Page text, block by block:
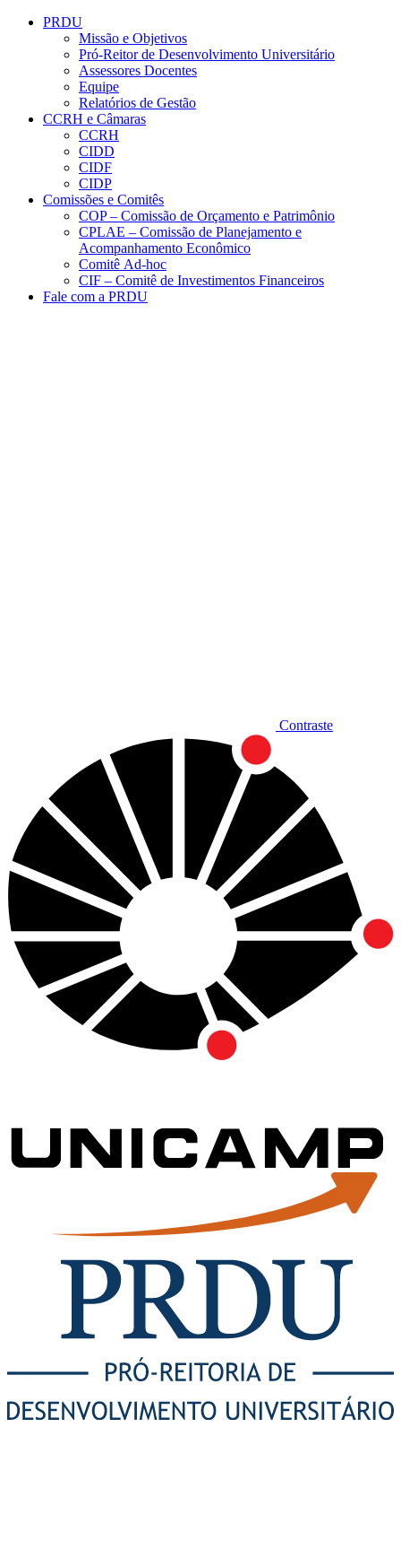
Conteúdo principal
PRDU
Missão e Objetivos
Pró-Reitor de Desenvolvimento Universitário
Assessores Docentes
Equipe
Relatórios de Gestão
CCRH e Câmaras
CCRH
CIDD
CIDF
CIDP
Comissões e Comitês
COP – Comissão de Orçamento e Patrimônio
CPLAE – Comissão de Planejamento e
Acompanhamento Econômico
Comitê Ad-hoc
CIF – Comitê de Investimentos Financeiros
Fale com a PRDU
Contraste